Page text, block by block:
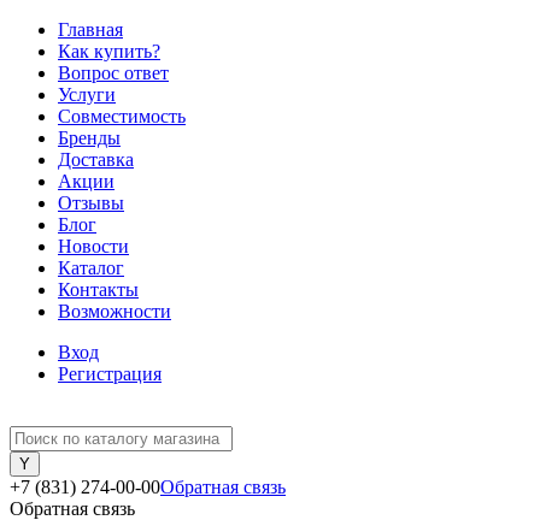
Главная
Как купить?
Вопрос ответ
Услуги
Совместимость
Бренды
Доставка
Акции
Отзывы
Блог
Новости
Каталог
Контакты
Возможности
Вход
Регистрация
+7 (831) 274-00-00Обратная связь
Обратная связь